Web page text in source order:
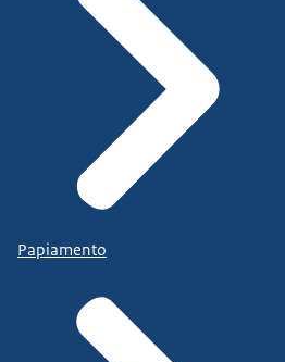
Papiamento